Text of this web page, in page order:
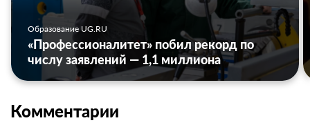
Образование UG.RU
«Профессионалитет» побил рекорд по
числу заявлений — 1,1 миллиона
Комментарии